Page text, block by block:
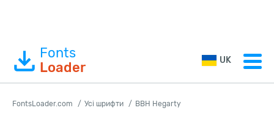
Fonts
Loader
UK
FontsLoader.com Усі шрифти BBH Hegarty